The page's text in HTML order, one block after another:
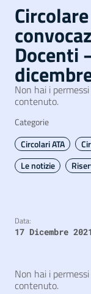
Docenti
Non hai i
contenuto.
Categorie
Circolari ATA
Le notizie
Data:
17 Dicembre 2021
Non hai i
contenuto.